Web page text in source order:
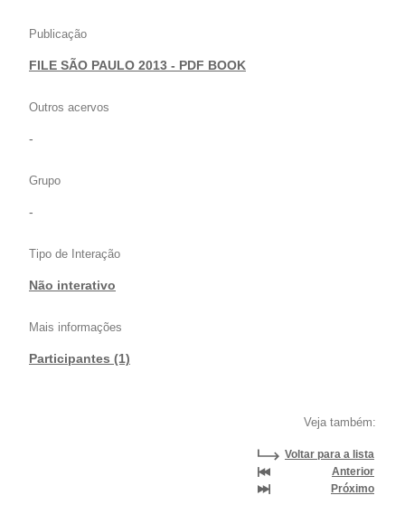
Publicação
FILE SÃO PAULO 2013 - PDF BOOK
Outros acervos
-
Grupo
-
Tipo de Interação
Não interativo
Mais informações
Participantes (1)
Veja também:
Voltar para a lista
Anterior
Próximo